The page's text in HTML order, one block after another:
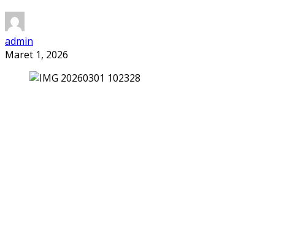
admin
Maret 1, 2026